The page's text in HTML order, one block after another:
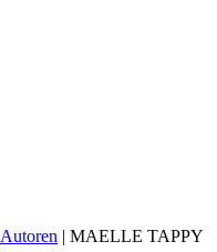
Autoren | MAELLE TAPPY